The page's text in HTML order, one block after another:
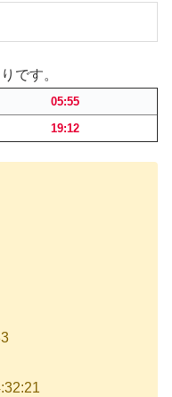
です。
05:55
19:12